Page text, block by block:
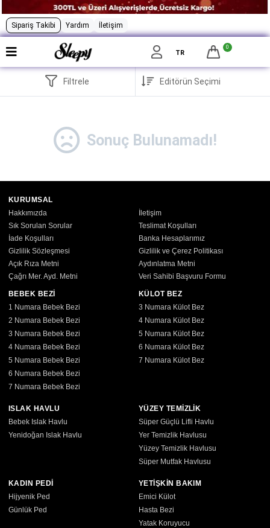
Sipariş Takibi Yardım İletişim
TR
0
Filtrele
Sonuç Bulunamadı!
KURUMSAL
Hakkımızda
İletişim
Sık Sorulan Sorular
Teslimat Koşulları
İade Koşulları
Banka Hesaplarımız
Gizlilik Sözleşmesi
Gizlilik ve Çerez Politikası
Açık Rıza Metni
Aydınlatma Metni
Çağrı Mer. Ayd. Metni
Veri Sahibi Başvuru Formu
BEBEK BEZİ
1 Numara Bebek Bezi
2 Numara Bebek Bezi
3 Numara Bebek Bezi
4 Numara Bebek Bezi
5 Numara Bebek Bezi
6 Numara Bebek Bezi
7 Numara Bebek Bezi
KÜLOT BEZ
3 Numara Külot Bez
4 Numara Külot Bez
5 Numara Külot Bez
6 Numara Külot Bez
7 Numara Külot Bez
ISLAK HAVLU
Bebek Islak Havlu
Yenidoğan Islak Havlu
YÜZEY TEMİZLİK
Süper Güçlü Lifli Havlu
Yer Temizlik Havlusu
Yüzey Temizlik Havlusu
Süper Mutfak Havlusu
KADIN PEDİ
Hijyenik Ped
Günlük Ped
YETİŞKİN BAKIM
Emici Külot
Hasta Bezi
Yatak Koruyucu